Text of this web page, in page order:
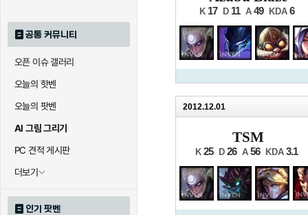
공통 커뮤니티
오픈 이슈 갤러리
오늘의 핫벤
오늘의 팟벤
AI 그림 그리기
PC 견적 게시판
더보기
인기 팟벤
K 17 D 11 A 49 KDA 6
2012.12.01
TSM
K 25 D 26 A 56 KDA 3.1